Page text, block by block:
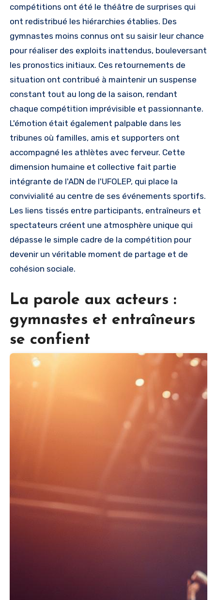
compétitions ont été le théâtre de surprises qui
ont redistribué les hiérarchies établies. Des
gymnastes moins connus ont su saisir leur chance
pour réaliser des exploits inattendus, bouleversant
les pronostics initiaux. Ces retournements de
situation ont contribué à maintenir un suspense
constant tout au long de la saison, rendant
chaque compétition imprévisible et passionnante.
L'émotion était également palpable dans les
tribunes où familles, amis et supporters ont
accompagné les athlètes avec ferveur. Cette
dimension humaine et collective fait partie
intégrante de l'ADN de l'UFOLEP, qui place la
convivialité au centre de ses événements sportifs.
Les liens tissés entre participants, entraîneurs et
spectateurs créent une atmosphère unique qui
dépasse le simple cadre de la compétition pour
devenir un véritable moment de partage et de
cohésion sociale.
La parole aux acteurs :
gymnastes et entraîneurs
se confient